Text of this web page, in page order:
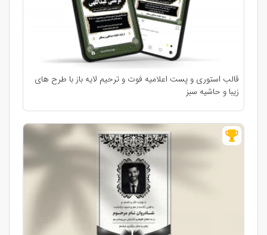
قالب استوری و پست اعلامیه فوت و ترحیم لایه باز با طرح های
زیبا و حاشیه سبز